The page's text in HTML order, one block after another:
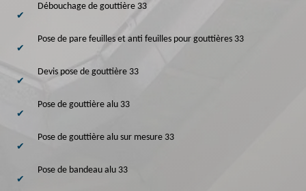
Débouchage de gouttière 33
Pose de pare feuilles et anti feuilles pour gouttières 33
Devis pose de gouttière 33
Pose de gouttière alu 33
Pose de gouttière alu sur mesure 33
Pose de bandeau alu 33